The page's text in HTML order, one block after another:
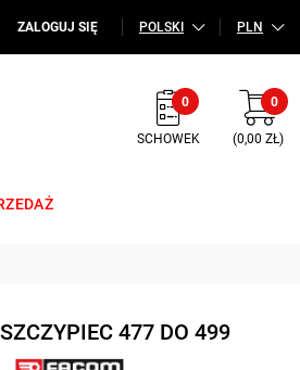
ZALOGUJ SIĘ POLSKI PLN
0
SCHOWEK
0
(0,00 ZŁ)
477 DO 499